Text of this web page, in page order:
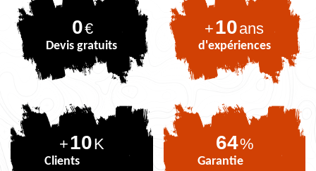
0€
Devis gratuits
+10ans
d'expériences
+10K
Clients
80%
Garantie